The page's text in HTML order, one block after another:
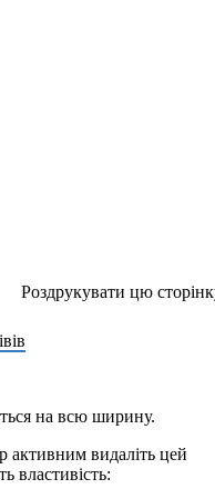
Роздрукувати цю
на всю ширину.
активним видаліть цей
властивість: